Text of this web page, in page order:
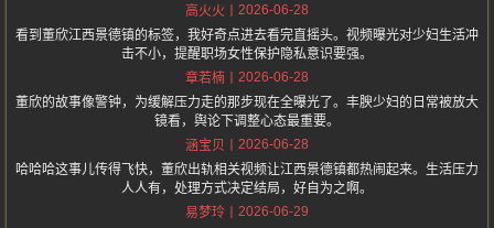
高火火
2026-06-28
看到董欣江西景德镇的标签，我好奇点进去看完直摇头。视频曝光对少妇生活冲
击不小，提醒职场女性保护隐私意识要强。
章若楠
2026-06-28
董欣的故事像警钟，为缓解压力走的那步现在全曝光了。丰腴少妇的日常被放大
镜看，舆论下调整心态最重要。
涵宝贝
2026-06-28
哈哈哈这事儿传得飞快，董欣出轨相关视频让江西景德镇都热闹起来。生活压力
人人有，处理方式决定结局，好自为之啊。
易梦玲
2026-06-29